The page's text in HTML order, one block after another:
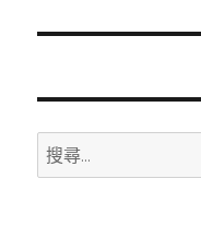
文
搜
尋